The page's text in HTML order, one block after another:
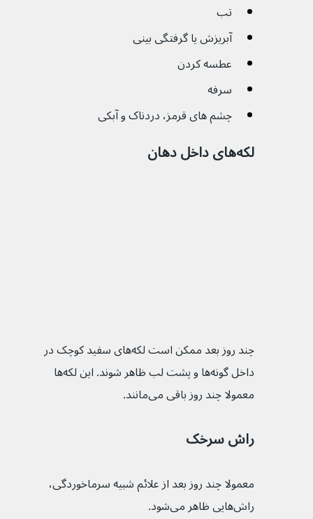
تب
آبریزش یا گرفتگی بینی
عطسه کردن
سرفه
چشم های قرمز، دردناک و آبکی
لکه‌های داخل دهان
چند روز بعد ممکن است لکه‌های سفید کوچک در
داخل گونه‌ها و پشت لب ظاهر شوند. این لکه‌ها
معمولا چند روز باقی می‌مانند.
راش‌ سرخک
معمولا چند روز بعد از علائم شبیه سرماخوردگی،
راش‌‌هایی ظاهر می‌شود.